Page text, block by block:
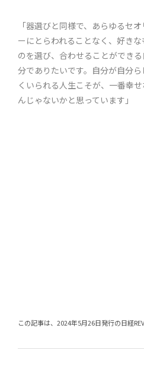
「器選びと同様で、あらゆるセオ
ーにとらわれることなく、好きな
のを選び、合わせることができる
分でありたいです。自分が自分ら
くいられる人生こそが、一番幸せ
んじゃないかと思っています」
この記事は、2024年5月26日発行の日経